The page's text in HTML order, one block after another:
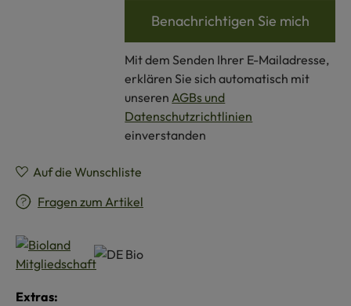
Benachrichtigen Sie mich
Mit dem Senden Ihrer E-Mailadresse,
erklären Sie sich automatisch mit
unseren AGBs und
Datenschutzrichtlinien
einverstanden
Auf die Wunschliste
Fragen zum Artikel
Extras: